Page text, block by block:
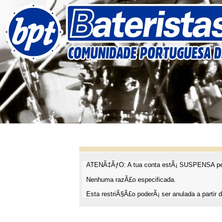
ATENÃ‡ÃƒO: A tua conta estÃ¡ SUSPENSA
Nenhuma razÃ£o especificada.
Esta restriÃ§Ã£o poderÃ¡ ser anulada a partir